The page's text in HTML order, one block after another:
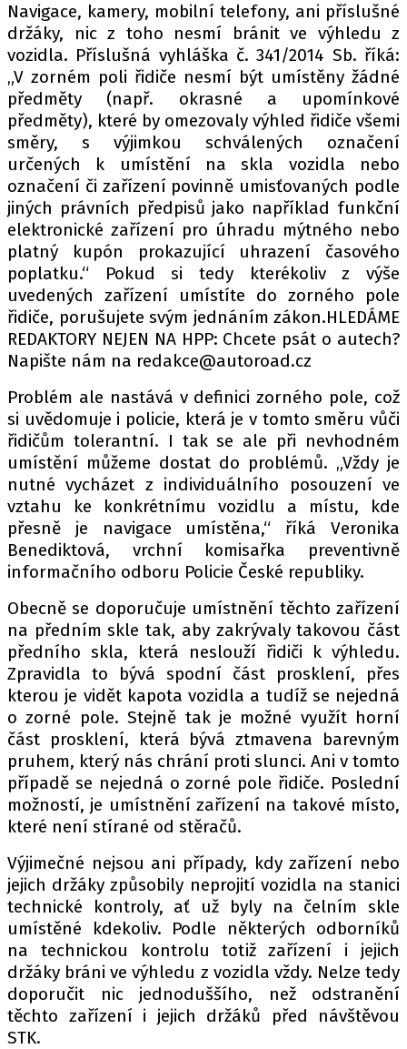
MOTORSPORT
PIT LANE
ČEŠI V AKCI
FIA CEZ & POHÁRY
MEZINÁRODNÍ SCÉNA
SLEDUJTE NÁS NA|
Máte příběh, fotku nebo video?
Pošlete e-mail na autoroad.cz
ETICKÝ KODEX
KONTAKT
VYDAVATEL
INZERCE
OSOBNÍ ÚDAJE / COOKIES
Provozovatelem serveru autoroad.cz je
INCORP MEDIA GROUP s.r.o., IČ: 118 23 054
Navigace, kamery, mobilní telefony, ani příslušné
držáky, nic z toho nesmí bránit ve výhledu z
vozidla. Příslušná vyhláška č. 341/2014 Sb. říká:
„V zorném poli řidiče nesmí být umístěny žádné
předměty (např. okrasné a upomínkové
předměty), které by omezovaly výhled řidiče všemi
směry, s výjimkou schválených označení
určených k umístění na skla vozidla nebo
označení či zařízení povinně umisťovaných podle
jiných právních předpisů jako například funkční
elektronické zařízení pro úhradu mýtného nebo
platný kupón prokazující uhrazení časového
poplatku.“ Pokud si tedy kterékoliv z výše
uvedených zařízení umístíte do zorného pole
řidiče, porušujete svým jednáním zákon.HLEDÁME
REDAKTORY NEJEN NA HPP: Chcete psát o autech?
Napište nám na redakce@autoroad.cz
Problém ale nastává v definici zorného pole, což
si uvědomuje i policie, která je v tomto směru vůči
řidičům tolerantní. I tak se ale při nevhodném
umístění můžeme dostat do problémů. „Vždy je
nutné vycházet z individuálního posouzení ve
vztahu ke konkrétnímu vozidlu a místu, kde
přesně je navigace umístěna,“ říká Veronika
Benediktová, vrchní komisařka preventivně
informačního odboru Policie České republiky.
Obecně se doporučuje umístnění těchto zařízení
na předním skle tak, aby zakrývaly takovou část
předního skla, která neslouží řidiči k výhledu.
Zpravidla to bývá spodní část prosklení, přes
kterou je vidět kapota vozidla a tudíž se nejedná
o zorné pole. Stejně tak je možné využít horní
část prosklení, která bývá ztmavena barevným
pruhem, který nás chrání proti slunci. Ani v tomto
případě se nejedná o zorné pole řidiče. Poslední
možností, je umístnění zařízení na takové místo,
které není stírané od stěračů.
Výjimečné nejsou ani případy, kdy zařízení nebo
jejich držáky způsobily neprojití vozidla na stanici
technické kontroly, ať už byly na čelním skle
umístěné kdekoliv. Podle některých odborníků
na technickou kontrolu totiž zařízení i jejich
držáky bráni ve výhledu z vozidla vždy. Nelze tedy
doporučit nic jednoduššího, než odstranění
těchto zařízení i jejich držáků před návštěvou
STK.